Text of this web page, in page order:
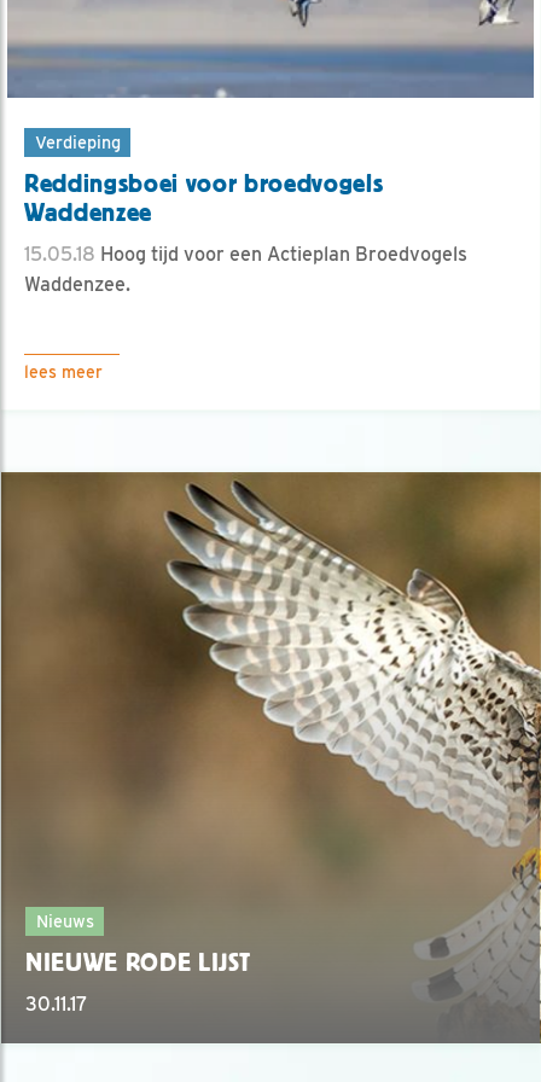
Verdieping
Reddingsboei voor broedvogels
Waddenzee
15.05.18 Hoog tijd voor een Actieplan Broedvogels
Waddenzee.
lees meer
Nieuws
NIEUWE RODE LIJST
30.11.17